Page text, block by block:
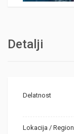
Detalji
Delatnost
Lokacija / Region